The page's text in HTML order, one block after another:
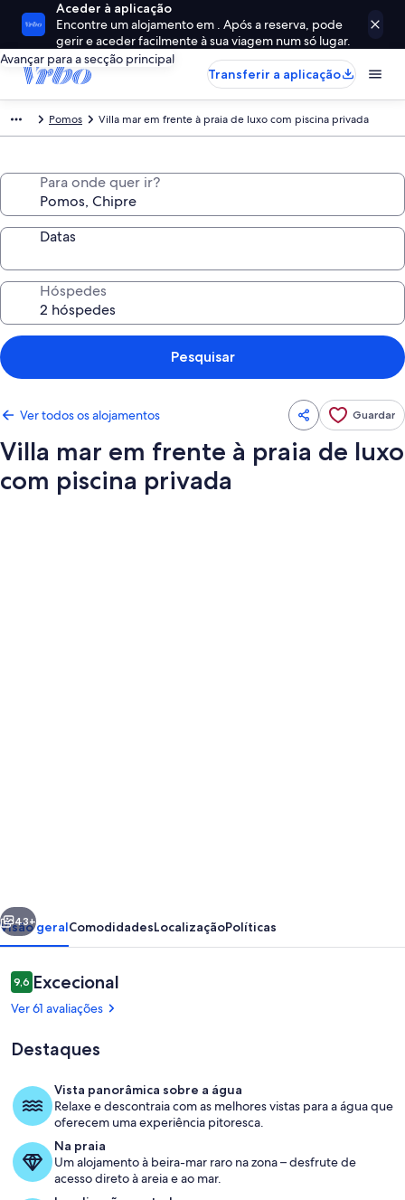
Aceder à aplicação
Encontre um alojamento em . Após a reserva, pode
gerir e aceder facilmente à sua viagem num só lugar.
Avançar para a secção principal
Transferir a aplicação
Pomos Villa mar em frente à praia de luxo com piscina privada
Para onde quer ir?
Datas
Hóspedes
Pesquisar
Ver todos os alojamentos Guardar
Villa mar em frente à praia de luxo
com piscina privada
à
praia
de
luxo
piscina
privada
Piscina
Seguinte
43+
Visão geralComodidadesLocalizaçãoPolíticas
Avaliações
9,69,6 em 10
Excecional
Ver 61 avaliações
Destaques
Vista panorâmica sobre a água
Relaxe e descontraia com as melhores vistas para a água que
oferecem uma experiência pitoresca.
Na praia
Um alojamento à beira-mar raro na zona – desfrute de
acesso direto à areia e ao mar.